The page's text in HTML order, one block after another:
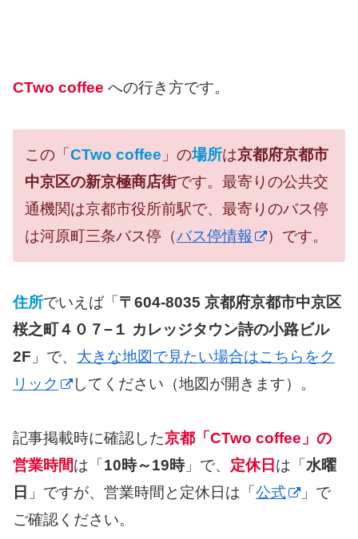
CTwo coffee への行き方です。
この「CTwo coffee 」の場所は京都府京都市
中京区の新京極商店街です。最寄りの公共交
通機関は京都市役所前駅で、最寄りのバス停
は河原町三条バス停（バス停情報 ）です。
住所でいえば「〒604-8035 京都府京都市中京区
桜之町４０７−１ カレッジタウン詩の小路ビル
2F 」で、 大きな地図で見たい場合はこちらをク
リック
してください（地図が開きます）。
記事掲載時に確認した京都「CTwo coffee」の
営業時間は「 10時～19時」で、 定休日 は「 水曜
日 」ですが、営業時間と定休日は「 公式
」で
ご確認ください。